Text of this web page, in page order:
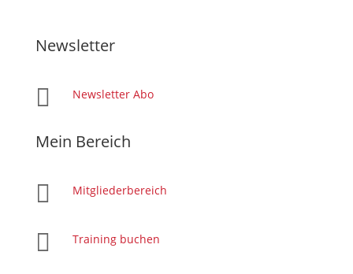
Newsletter
 Newsletter Abo
Mein Bereich
 Mitgliederbereich
 Training buchen